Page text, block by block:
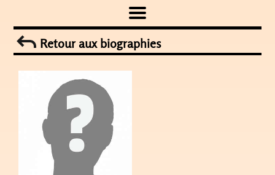
to
contentRetour aux biographies